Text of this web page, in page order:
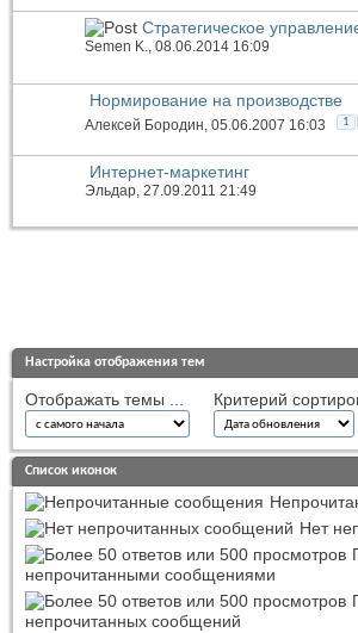
Стратегическое
Semen K., 08.06.2014 16:09
Нормирование на производстве
Алексей Бородин , 05.06.2007 16:03 1
Интернет-маркетинг
Эльдар, 27.09.2011 21:49
Настройка отображения тем
Отображать темы ... Критерий
Список иконок
Нет
непрочитанными сообщениями
непрочитанных сообщений